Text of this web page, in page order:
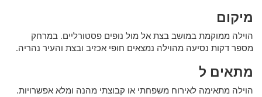
מיקום
הוילה ממוקמת במושב בצת אל מול נופים פסטורליים. במרחק
מספר דקות נסיעה מהוילה נמצאים חופי אכזיב ובצת והעיר נהריה.
מתאים ל
הוילה מתאימה לאירוח משפחתי או קבוצתי מהנה ומלא אפשרויות.